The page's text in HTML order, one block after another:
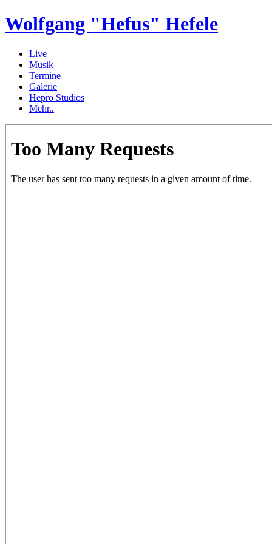
Wolfgang "Hefus" Hefele
Live
Musik
Termine
Galerie
Hepro Studios
Mehr..